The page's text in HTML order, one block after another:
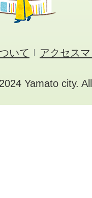
いて アクセス
Yamato city.